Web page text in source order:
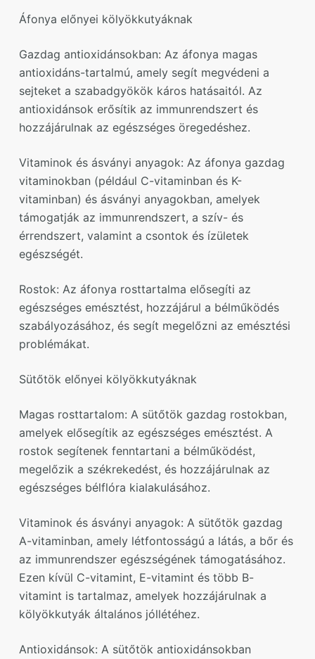
Áfonya előnyei kölyökkutyáknak
Gazdag antioxidánsokban: Az áfonya magas
antioxidáns-tartalmú, amely segít megvédeni a
sejteket a szabadgyökök káros hatásaitól. Az
antioxidánsok erősítik az immunrendszert és
hozzájárulnak az egészséges öregedéshez.
Vitaminok és ásványi anyagok: Az áfonya gazdag
vitaminokban (például C-vitaminban és K-
vitaminban) és ásványi anyagokban, amelyek
támogatják az immunrendszert, a szív- és
érrendszert, valamint a csontok és ízületek
egészségét.
Rostok: Az áfonya rosttartalma elősegíti az
egészséges emésztést, hozzájárul a bélműködés
szabályozásához, és segít megelőzni az emésztési
problémákat.
Sütőtök előnyei kölyökkutyáknak
Magas rosttartalom: A sütőtök gazdag rostokban,
amelyek elősegítik az egészséges emésztést. A
rostok segítenek fenntartani a bélműködést,
megelőzik a székrekedést, és hozzájárulnak az
egészséges bélflóra kialakulásához.
Vitaminok és ásványi anyagok: A sütőtök gazdag
A-vitaminban, amely létfontosságú a látás, a bőr és
az immunrendszer egészségének támogatásához.
Ezen kívül C-vitamint, E-vitamint és több B-
vitamint is tartalmaz, amelyek hozzájárulnak a
kölyökkutyák általános jóllétéhez.
Antioxidánsok: A sütőtök antioxidánsokban